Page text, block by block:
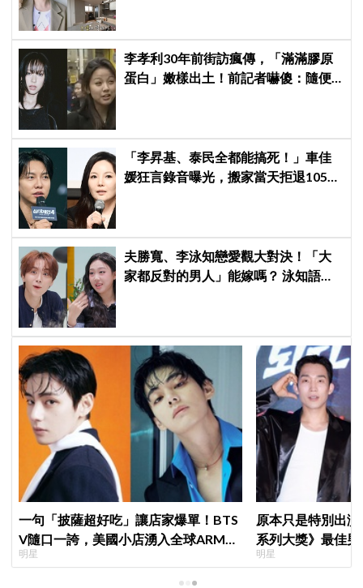
李孝利30年前街訪瘋傳，「滿滿膠原
蛋白」嫩樣出土！前記者嚇傻：隨便
「李昇基、泰民全都能搞死！」車佳
媛狂言錄音曝光，搬家當天拒退105億
夫勝寬、李泳知戀愛觀大對決！「大
家都反對的男人」能嫁嗎？ 泳知語出
一句「披薩超好吃」讓店家爆單！BTS
V隨口一誇，美國小店湧入全球ARMY
擠爆
明星
原本只是特別出
系列大獎》最佳
鳥伙房兵》黃錫
明星